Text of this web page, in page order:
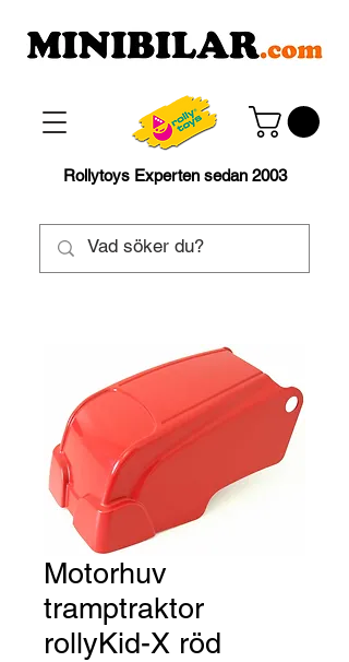
Rollytoys Experten sedan 2003
Motorhuv
tramptraktor
rollyKid-X röd